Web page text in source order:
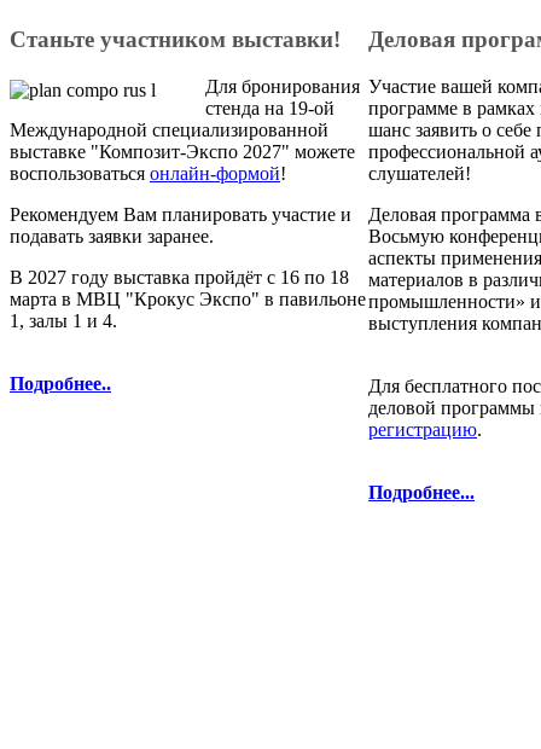
Станьте участником выставки!
Для бронирования
стенда на 19-ой
Международной специализированной
выставке "Композит-Экспо 2027" можете
воспользоваться онлайн-формой!
Рекомендуем Вам планировать участие и
подавать заявки заранее.
В 2027 году выставка пройдёт с 16 по 18
марта в МВЦ "Крокус Экспо" в павильоне
1, залы 1 и 4.
Подробнее..
Деловая
Участие вашей
программе в
шанс заявить о себе
профессиональной
слушателей!
Деловая программа
Восьмую
аспекты
материалов в
промышленности»
выступления
Для бесплатного
деловой программы
регистрацию.
Подробнее...